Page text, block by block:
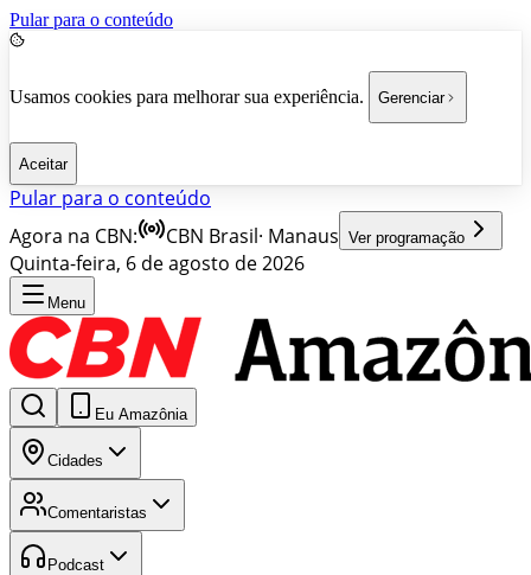
Pular para o conteúdo
Usamos cookies para melhorar sua experiência. Gerenciar
Aceitar
Pular para o conteúdo
Agora na CBN:
CBN Brasil· Manaus Ver programação
Quinta-feira, 6 de agosto de 2026
Menu
Eu Amazônia
Cidades
Comentaristas
Podcast